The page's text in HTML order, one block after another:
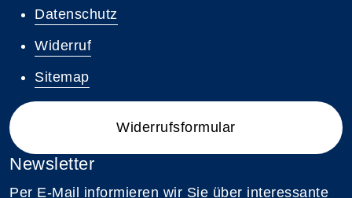
Datenschutz
Widerruf
Sitemap
Widerrufsformular
Newsletter
Per E-Mail informieren wir Sie über interessante